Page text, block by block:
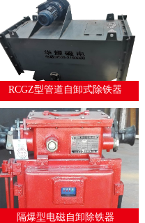
RCGZ型管道自卸式除铁器
隔爆型电磁自卸除铁器